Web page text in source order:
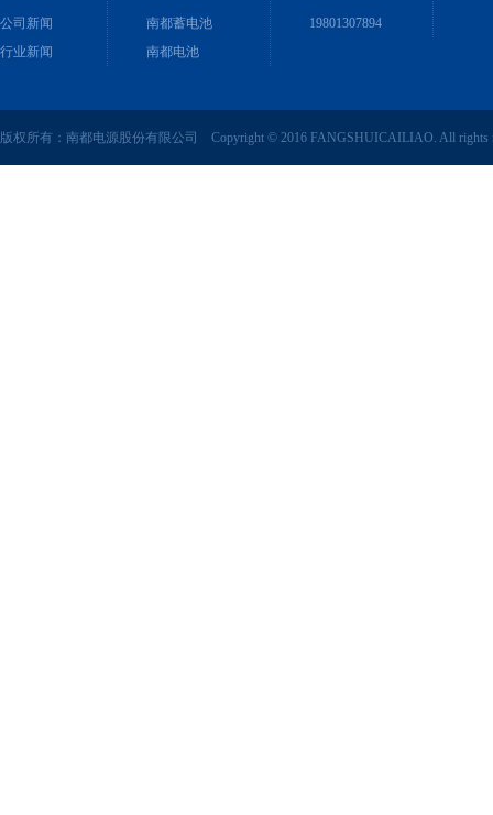
公司新闻
行业新闻
南都蓄电池
南都电池
19801307894
版权所有：南都电源股份有限公司 Copyright © 2016 FANGSHUICAILIAO. All